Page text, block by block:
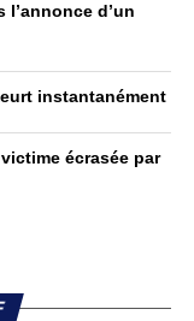
l’annonce d’un
instantanément
écrasée par